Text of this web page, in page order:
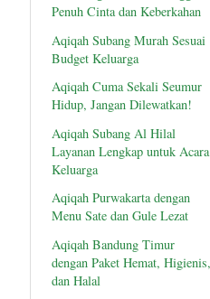
Penuh Cinta dan Keberkahan
Aqiqah Subang Murah Sesuai
Budget Keluarga
Aqiqah Cuma Sekali Seumur
Hidup, Jangan Dilewatkan!
Aqiqah Subang Al Hilal
Layanan Lengkap untuk Acara
Keluarga
Aqiqah Purwakarta dengan
Menu Sate dan Gule Lezat
Aqiqah Bandung Timur
dengan Paket Hemat, Higienis,
dan Halal